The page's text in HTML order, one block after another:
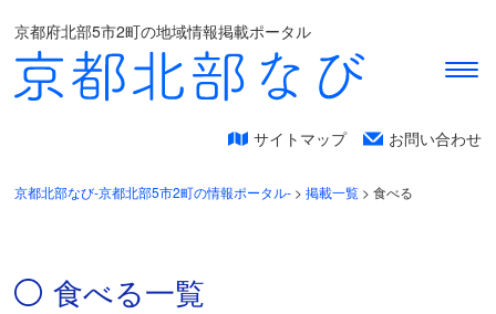
京都府北部5市2町の地域情報掲載ポータル
サイトマップ お問い合わせ
京都北部なび-京都北部5市2町の情報ポータル- >掲載一覧 >食べる
食べる一覧